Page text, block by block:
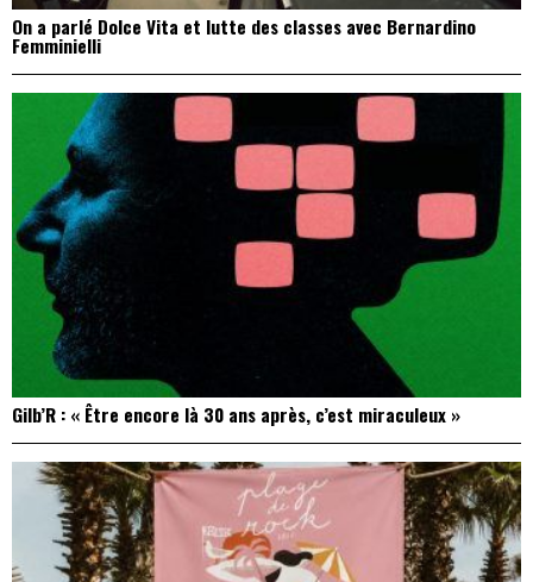
On a parlé Dolce Vita et lutte des classes avec Bernardino
Femminielli
Gilb’R : « Être encore là 30 ans après, c’est miraculeux »